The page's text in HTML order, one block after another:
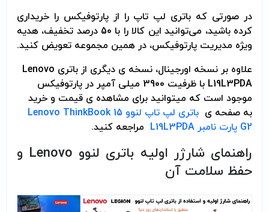
در صورتی که باتری لپ تاپ را از پارتوفیکس را خریداری
کرده باشید، می‌توانید این کالا را با 50 درصد تخفیف، هدیه
ویژه مدیریت پارتوفیکس، در همین مجموعه تعویض کنید.
علاوه بر نسخه اورجینال، نسخه ی دیگری از باتری Lenovo
L19L3PDA با ظرفیت 3900 میلی آمپر در پارتوفیکس
موجود است که می­توانید برای مشاهده ی قیمت و خرید
به صفحه ی
باتری لپ تاپ لنوو Lenovo ThinkBook 15
G2 پارت نامبر L19L3PDA
مراجعه کنید.
راهنمای شارژر اولیه باتری لنوو Lenovo و
حفظ سلامت آن